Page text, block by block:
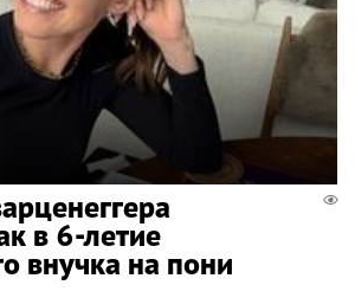
в 6-летие
внучка на пони